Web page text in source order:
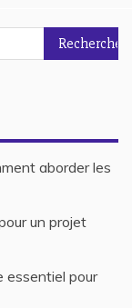
aborder les
un projet
essentiel pour